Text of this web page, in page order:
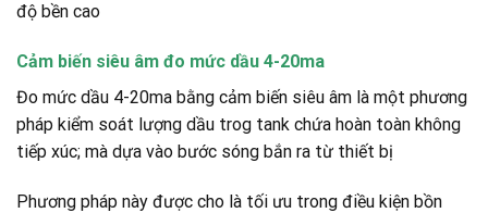
độ bền cao
Cảm biến siêu âm đo mức dầu 4-20ma
Đo mức dầu 4-20ma bằng cảm biến siêu âm là một phương
pháp kiểm soát lượng dầu trog tank chứa hoàn toàn không
tiếp xúc; mà dựa vào bước sóng bắn ra từ thiết bị
Phương pháp này được cho là tối ưu trong điều kiện bồn